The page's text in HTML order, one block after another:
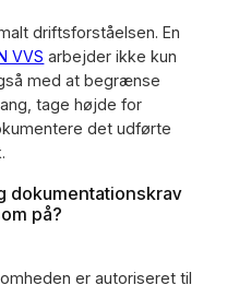
driftsforståelsen. En
VVS arbejder ikke kun
med at begrænse
tage højde for
det udførte
dokumentationskrav
på?
er autoriseret til